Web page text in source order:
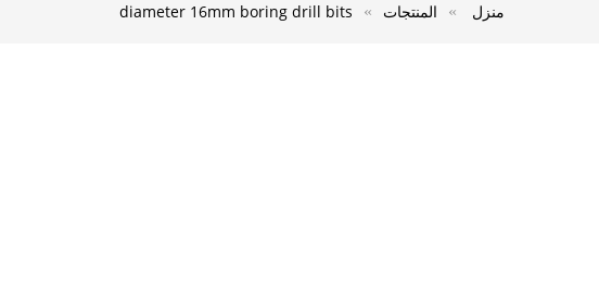
منزل المنتجات diameter 16mm boring drill bits